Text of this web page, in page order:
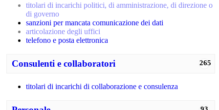
titolari di incarichi politici, di amministrazione, di direzione o
di governo
sanzioni per mancata comunicazione dei dati
articolazione degli uffici
telefono e posta elettronica
265
Consulenti e collaboratori
titolari di incarichi di collaborazione e consulenza